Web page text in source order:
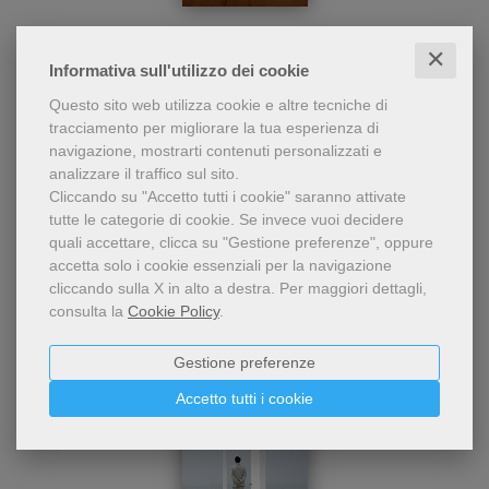
Informativa sull'utilizzo dei cookie ✕
Questo sito web utilizza cookie e altre tecniche di
tracciamento per migliorare la tua esperienza di
navigazione, mostrarti contenuti personalizzati e
analizzare il traffico sul sito.
Cliccando su "Accetto tutti i cookie" saranno attivate
tutte le categorie di cookie. Se invece vuoi decidere
quali accettare, clicca su "Gestione preferenze", oppure
accetta solo i cookie essenziali per la navigazione
cliccando sulla X in alto a destra. Per maggiori dettagli,
consulta la Cookie Policy.
Accetto tutti i cookie
Gestione preferenze
«Festival dei Due Mondi» di
Spoleto. Ottimo esempio di
comunicazione della
tradizione cristiana al di
fuori degli ambiti classici.
12,00 €11,40 €